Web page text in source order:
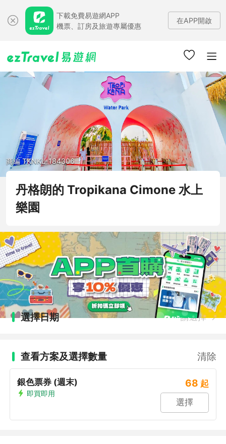
下載免費易遊網APP
機票、訂房及旅遊專屬優惠
在APP開啟
商編 TKNKL-184306
丹格朗的 Tropikana Cimone 水上
樂園
選擇日期 請選擇
查看方案及選擇數量 清除
銀色票券 (週末)
即買即用
68 起
選擇